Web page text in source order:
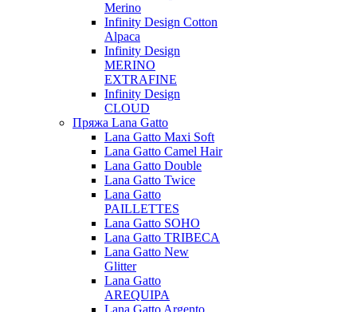
Merino
Infinity Design Cotton
Alpaca
Infinity Design
MERINO
EXTRAFINE
Infinity Design
CLOUD
Пряжа Lana Gatto
Lana Gatto Maxi Soft
Lana Gatto Camel Hair
Lana Gatto Double
Lana Gatto Twice
Lana Gatto
PAILLETTES
Lana Gatto SOHO
Lana Gatto TRIBECA
Lana Gatto New
Glitter
Lana Gatto
AREQUIPA
Lana Gatto Argento